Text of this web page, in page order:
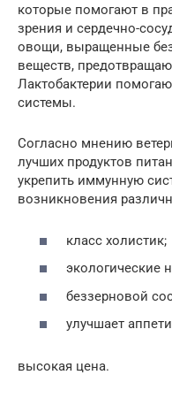
которые помогают в
зрения и сердечно-
овощи, выращенные
веществ,
Лактобактерии
системы.
Согласно мнению
лучших продуктов
укрепить иммунную
возникновения
класс холистик;
экологические
беззерновой
улучшает
высокая цена.